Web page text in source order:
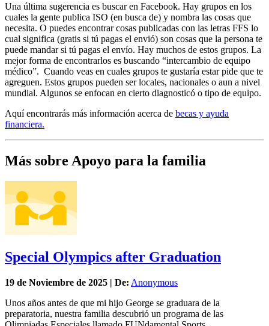
Una última sugerencia es buscar en Facebook. Hay grupos en los
cuales la gente publica ISO (en busca de) y nombra las cosas que
necesita. O puedes encontrar cosas publicadas con las letras FFS lo
cual significa (gratis si tú pagas el envió) son cosas que la persona te
puede mandar si tú pagas el envío. Hay muchos de estos grupos. La
mejor forma de encontrarlos es buscando “intercambio de equipo
médico”. Cuando veas en cuales grupos te gustaría estar pide que te
agreguen. Estos grupos pueden ser locales, nacionales o aun a nivel
mundial. Algunos se enfocan en cierto diagnosticó o tipo de equipo.
Aquí encontrarás más información acerca de becas y ayuda
financiera.
Más sobre Apoyo para la familia
Special Olympics after Graduation
19 de Noviembre de 2025 | De: Anonymous
Unos años antes de que mi hijo George se graduara de la
preparatoria, nuestra familia descubrió un programa de las